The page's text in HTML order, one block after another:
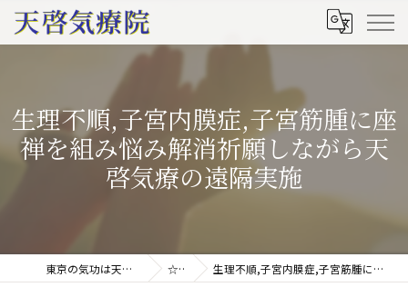
生理不順,子宮内膜症,子宮筋腫に座
禅を組み悩み解消祈願しながら天
啓気療の遠隔実施
東京の気功は天啓気療院(天啓気功療法治療院) ☆ブログ 生理不順,子宮内膜症,子宮筋腫に座禅を組み悩み解消祈願しながら天啓気療の遠隔実施